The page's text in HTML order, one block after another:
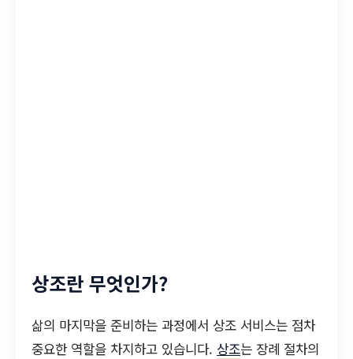
상조란 무엇인가?
삶의 마지막을 준비하는 과정에서 상조 서비스는 점차
중요한 역할을 차지하고 있습니다. 상조는 장례 절차의